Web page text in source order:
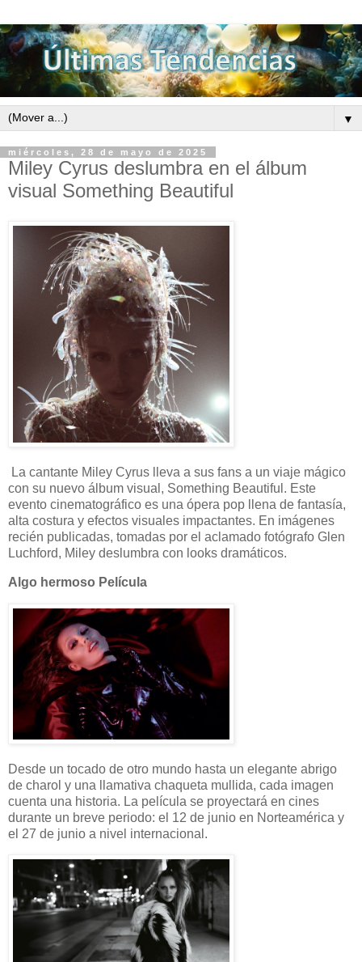
▼
miércoles, 28 de mayo de 2025
Miley Cyrus deslumbra en el álbum
visual Something Beautiful
La cantante Miley Cyrus lleva a sus fans a un viaje mágico
con su nuevo álbum visual, Something Beautiful. Este
evento cinematográfico es una ópera pop llena de fantasía,
alta costura y efectos visuales impactantes. En imágenes
recién publicadas, tomadas por el aclamado fotógrafo Glen
Luchford, Miley deslumbra con looks dramáticos.
Algo hermoso Película
Desde un tocado de otro mundo hasta un elegante abrigo
de charol y una llamativa chaqueta mullida, cada imagen
cuenta una historia. La película se proyectará en cines
durante un breve periodo: el 12 de junio en Norteamérica y
el 27 de junio a nivel internacional.